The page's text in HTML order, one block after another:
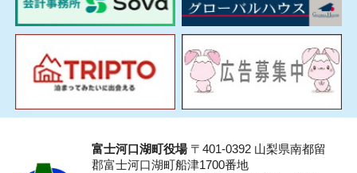
富士河口湖町役場〒401-0392 山梨県南都留
郡富士河口湖町船津1700番地